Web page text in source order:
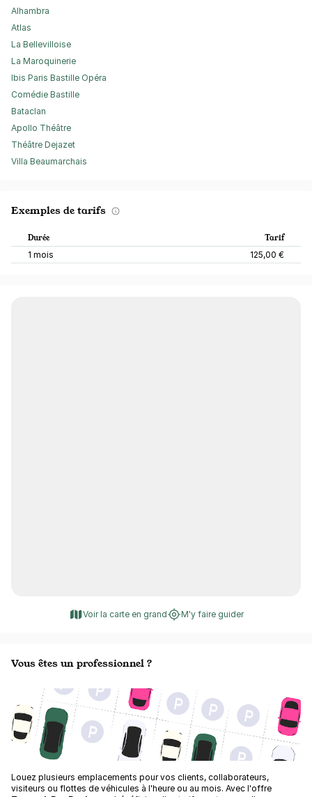
Alhambra
Atlas
La Bellevilloise
La Maroquinerie
Ibis Paris Bastille Opéra
Comédie Bastille
Bataclan
Apollo Théâtre
Théâtre Dejazet
Villa Beaumarchais
Exemples de tarifs
Durée Tarif
1 mois 125,00 €
Voir la carte en grand M'y faire guider
Vous êtes un professionnel ?
Louez plusieurs emplacements pour vos clients, collaborateurs,
visiteurs ou flottes de véhicules à l'heure ou au mois. Avec l'offre